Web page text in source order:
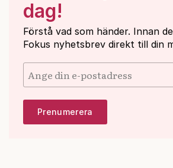
dag!
Förstå vad som händer. Innan
Fokus nyhetsbrev direkt till din